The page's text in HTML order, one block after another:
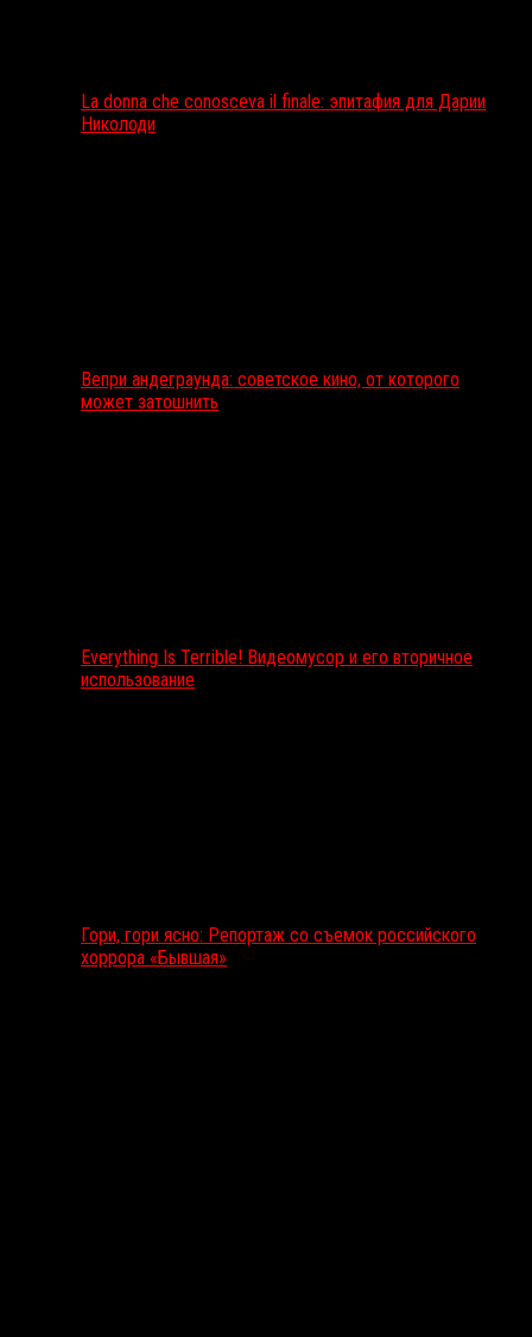
La donna che conosceva il finale: эпитафия для Дарии
Николоди
Вепри андеграунда: советское кино, от которого
может затошнить
Everything Is Terrible! Видеомусор и его вторичное
использование
Гори, гори ясно: Репортаж со съемок российского
хоррора «Бывшая»